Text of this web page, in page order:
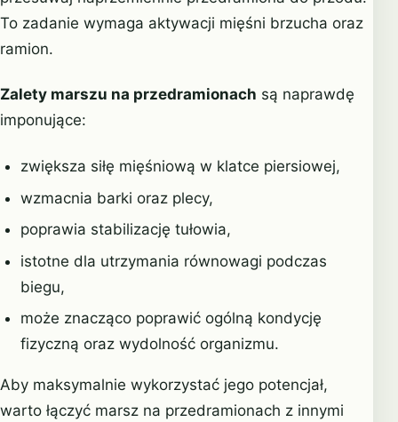
To zadanie wymaga aktywacji mięśni brzucha oraz
ramion.
Zalety marszu na przedramionach są naprawdę
imponujące:
zwiększa siłę mięśniową w klatce piersiowej,
wzmacnia barki oraz plecy,
poprawia stabilizację tułowia,
istotne dla utrzymania równowagi podczas
biegu,
może znacząco poprawić ogólną kondycję
fizyczną oraz wydolność organizmu.
Aby maksymalnie wykorzystać jego potencjał,
warto łączyć marsz na przedramionach z innymi